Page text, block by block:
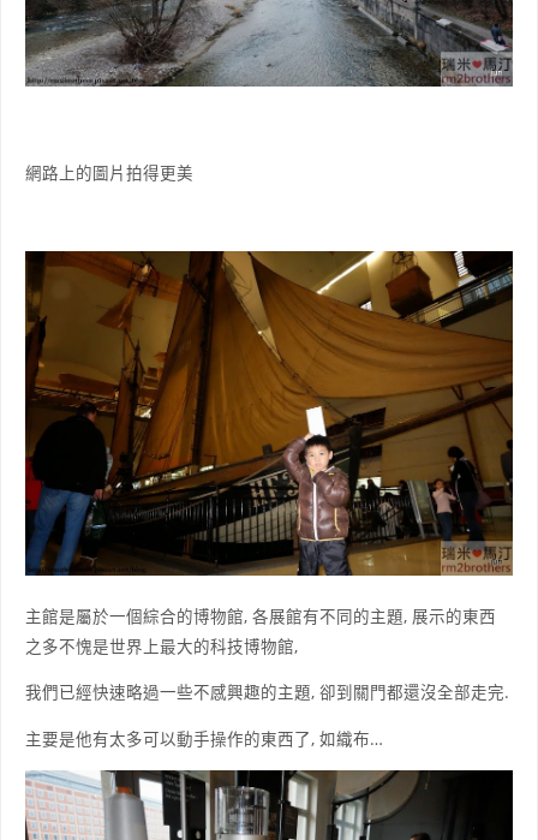
網路上的圖片拍得更美
主館是屬於一個綜合的博物館, 各展館有不同的主題, 展示的東西
之多不愧是世界上最大的科技博物館,
我們已經快速略過一些不感興趣的主題, 卻到關門都還沒全部走完.
主要是他有太多可以動手操作的東西了, 如織布…